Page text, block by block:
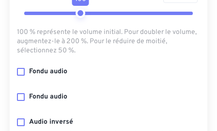
100 % représente le volume initial. Pour doubler le volume,
augmentez-le à 200 %. Pour le réduire de moitié,
sélectionnez 50 %.
Fondu audio
Fondu audio
Audio inversé